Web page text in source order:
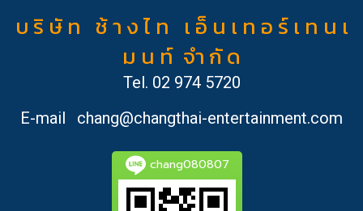
บ ริ ษั ท ช้ า ง ไ ท เ อ็ น เ ท อ ร์ เ ท น เ
ม น ท์ จำ กั ด
Tel. 02 974 5720
E-mail
chang@changthai-entertainment.com
chang080807